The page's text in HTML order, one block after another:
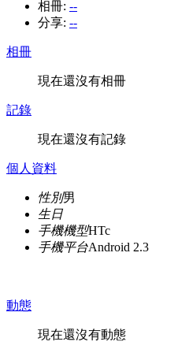
相冊: --
分享: --
相冊
現在還沒有相冊
記錄
現在還沒有記錄
個人資料
性別男
生日
手機機型HTc
手機平台Android 2.3
動態
現在還沒有動態